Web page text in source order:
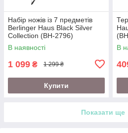
Набір ножів із 7 предметів
Berlinger Haus Black Silver
Collection (BH-2796)
В наявності
1 099 ₴ 1 299 ₴
Купити
В
Показати ще